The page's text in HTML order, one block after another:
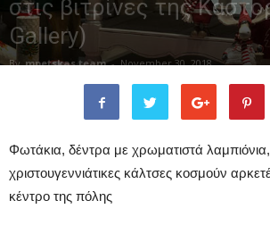
στις βιτρίνες της
Gallery)
By mpetskas team - November 30, 2018
Φωτάκια, δέντρα με χρωματιστά λαμπιόνια,
χριστουγεννιάτικες κάλτσες κοσμούν
κέντρο της πόλης